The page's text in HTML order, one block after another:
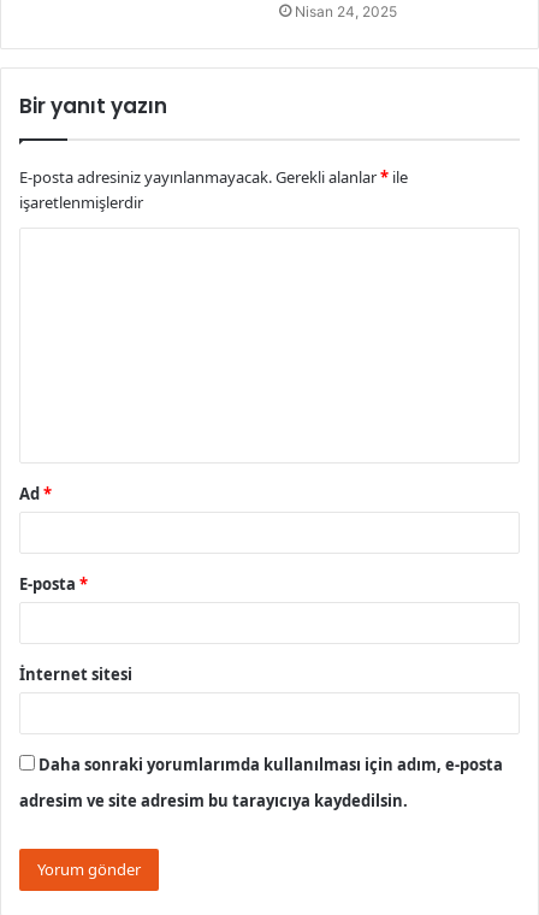
Nisan 24, 2025
Bir yanıt yazın
E-posta adresiniz yayınlanmayacak.Gerekli alanlar* ile
işaretlenmişlerdir
Ad *
E-posta *
İnternet sitesi
Daha sonraki yorumlarımda kullanılması için adım, e-posta
adresim ve site adresim bu tarayıcıya kaydedilsin.